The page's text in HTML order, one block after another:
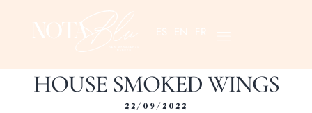
ES EN FR
HOUSE SMOKED WINGS
22/09/2022